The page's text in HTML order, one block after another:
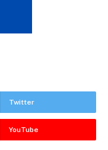
Twitter
YouTube